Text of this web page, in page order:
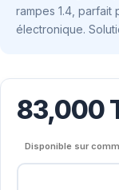
rampes 1.4,
électronique.
83,000
Disponible sur